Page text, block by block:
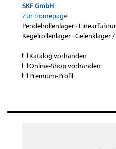
SKF GmbH
Zur Homepage
Pendelrollenlager·
Kegelrollenlager·Gelenklager
Katalog vorhanden
Online-Shop vorhanden
Premium-Profil